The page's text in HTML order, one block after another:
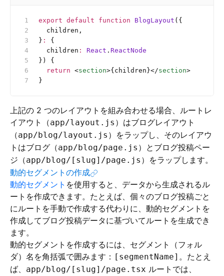
export default function BlogLayout ({
  children,
} :
{
  children
: React . ReactNode
}) {
  return
<section>{children}</section>
}
上記の 2 つのレイアウトを組み合わせる場合、ルートレ
イアウト（app/layout.js ）はブログレイアウト
（app/blog/layout.js ）をラップし、そのレイアウ
トはブログ（app/blog/page.js ）とブログ投稿ペー
ジ（app/blog/[slug]/page.js ）をラップします。
動的セグメントの作成
動的セグメント を使用すると、データから生成されるル
ートを作成できます。たとえば、個々のブログ投稿ごと
にルートを手動で作成する代わりに、動的セグメントを
作成してブログ投稿データに基づいてルートを生成でき
ます。
動的セグメントを作成するには、セグメント（フォル
ダ）名を角括弧で囲みます： [segmentName] 。たとえ
ば、 app/blog/[slug]/page.tsx ルートでは、